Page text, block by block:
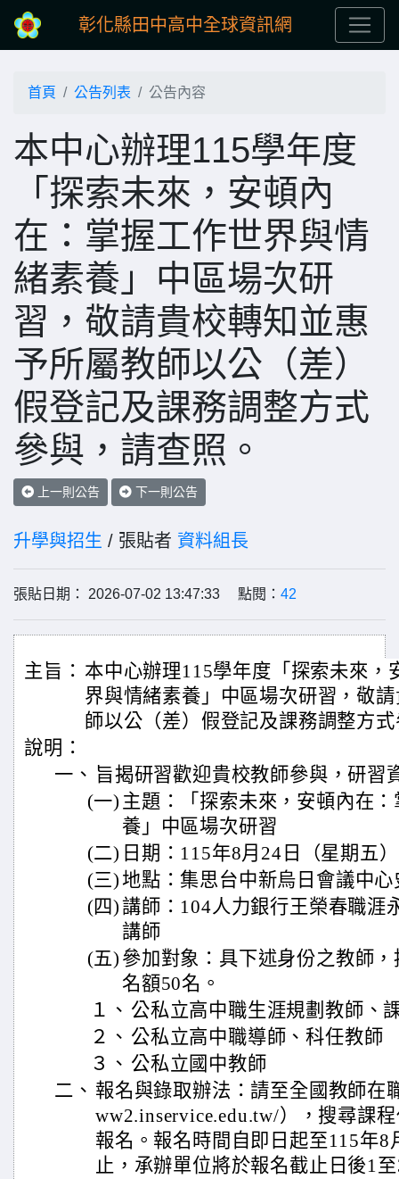
彰化縣田中高中全球資訊網
首頁 公告列表 公告內容
本中心辦理115學年度
「探索未來，安頓內
在：掌握工作世界與情
緒素養」中區場次研
習，敬請貴校轉知並惠
予所屬教師以公（差）
假登記及課務調整方式
參與，請查照。
上一則公告 下一則公告
升學與招生 / 張貼者 資料組長
張貼日期： 2026-07-02 13:47:33 點閱： 42
主旨： 本中心辦理115學年度「探索未來，
界與情緒素養」中區場次研習，敬
師以公（差）假登記及課務調整方
說明：
一、 旨揭研習歡迎貴校教師參與，研習
(一) 主題：「探索未來，安頓內在
養」中區場次研習
(二) 日期：115年8月24日（星期五
(三)地點：集思台中新烏日會議中
(四)講師：104人力銀行王榮春職涯
講師
(五) 參加對象：具下述身份之教師
名額50名。
１、 公私立高中職生涯規劃教師、
２、 公私立高中職導師、科任教師
３、 公私立國中教師
二、 報名與錄取辦法：請至全國教師在
ww2.inservice.edu.tw/），搜尋課
報名。報名時間自即日起至115年8
止，承辦單位將於報名截止日後1